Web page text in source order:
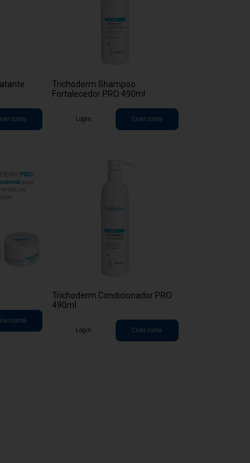
conta
Trichoderm Shampoo
Fortalecedor PRO 490ml
Login Criar conta
conta
Trichoderm Condicionador PRO
490ml
Login Criar conta